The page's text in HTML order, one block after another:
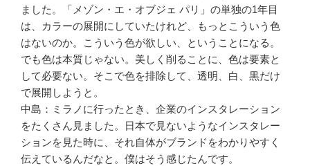
ました。「メゾン・エ・オブジェ パリ」の単独の1年目
は、カラーの展開にしていたけれど、もっとこういう色
はないのか。こういう色が欲しい、ということになる。
でも色は本質じゃない。美しく削ることに、色は要素と
して必要ない。そこで色を排除して、透明、白、黒だけ
で展開しようと。
中島：ミラノに行ったとき、企業のインスタレーション
をたくさん見ました。日本で見ないようなインスタレー
ションを見た時に、それ自体がブランドをわかりやすく
伝えているんだなと。僕はそう感じたんです。